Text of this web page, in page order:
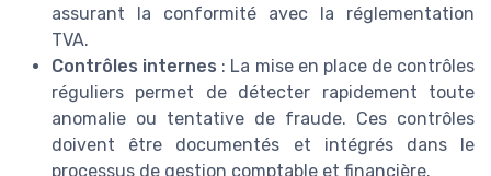
assurant la conformité avec la réglementation
TVA.
Contrôles internes : La mise en place de contrôles
réguliers permet de détecter rapidement toute
anomalie ou tentative de fraude. Ces contrôles
doivent être documentés et intégrés dans le
processus de gestion comptable et financière.